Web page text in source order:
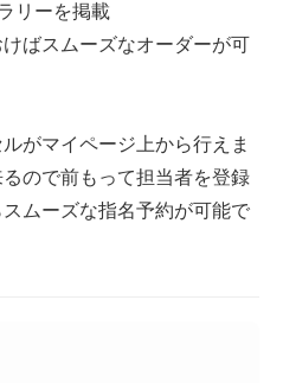
リーを掲載
ばスムーズなオーダーが可
がマイページ上から行えま
ので前もって担当者を登録
ムーズな指名予約が可能で